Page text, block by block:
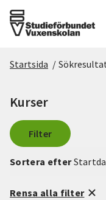
För dig som
Sök kurser
Startsida /
Kurser
Filter
Sortera efter
Rensa alla filter